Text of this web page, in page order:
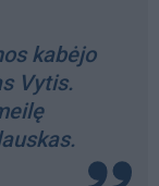
kabėjo
Vytis.